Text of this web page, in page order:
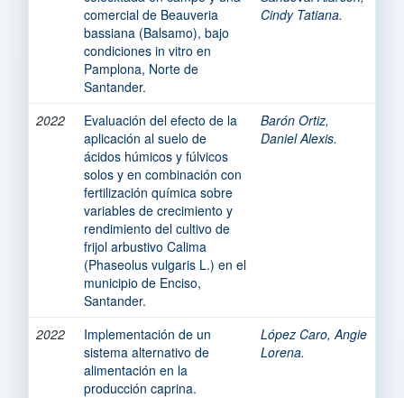
comercial de Beauveria
bassiana (Balsamo), bajo
condiciones in vitro en
Pamplona, Norte de
Santander.
Cindy Tatiana.
2022
Evaluación del efecto de la
aplicación al suelo de
ácidos húmicos y fúlvicos
solos y en combinación con
fertilización química sobre
variables de crecimiento y
rendimiento del cultivo de
frijol arbustivo Calima
(Phaseolus vulgaris L.) en el
municipio de Enciso,
Santander.
Barón Ortiz,
Daniel Alexis.
2022
Implementación de un
sistema alternativo de
alimentación en la
producción caprina.
López Caro, Angie
Lorena.